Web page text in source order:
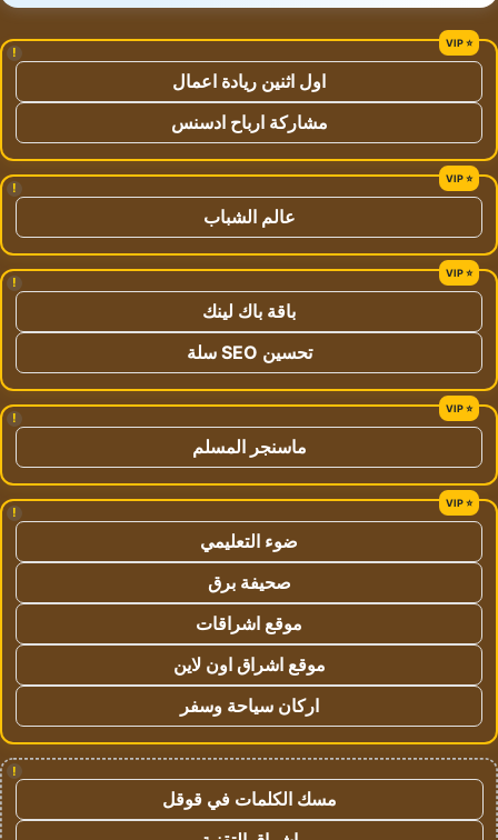
!
اول اثنين ريادة اعمال
مشاركة ارباح ادسنس
!
عالم الشباب
!
باقة باك لينك
تحسين SEO سلة
!
ماسنجر المسلم
!
ضوء التعليمي
صحيفة برق
موقع اشراقات
موقع اشراق اون لاين
اركان سياحة وسفر
!
مسك الكلمات في قوقل